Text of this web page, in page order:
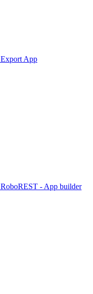
Export App
RoboREST - App builder